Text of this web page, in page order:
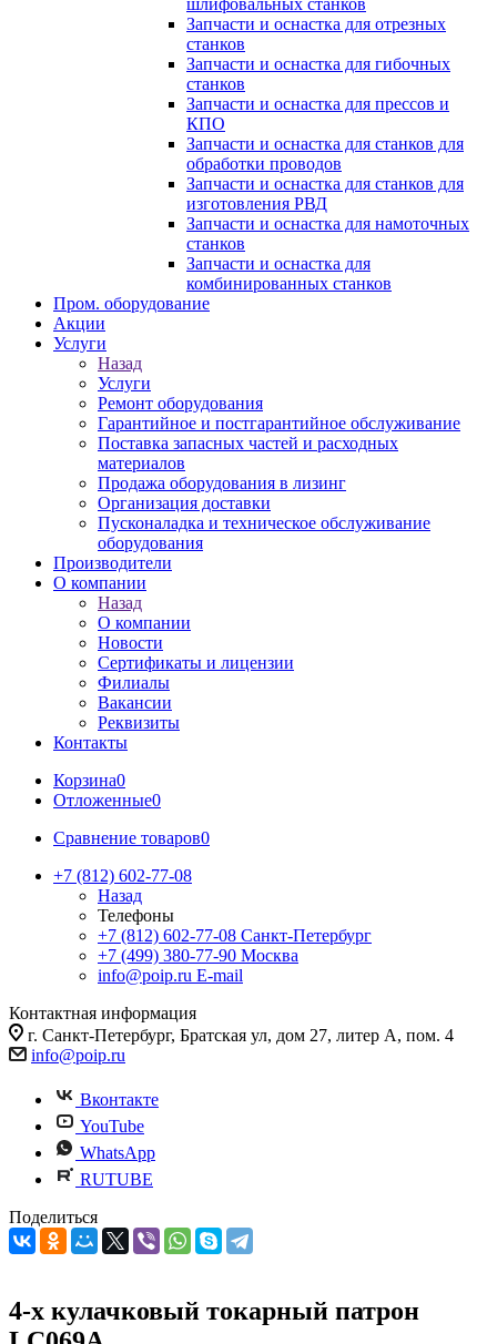
шлифовальных станков
Запчасти и оснастка для отрезных
станков
Запчасти и оснастка для гибочных
станков
Запчасти и оснастка для прессов и
КПО
Запчасти и оснастка для станков для
обработки проводов
Запчасти и оснастка для станков для
изготовления РВД
Запчасти и оснастка для намоточных
станков
Запчасти и оснастка для
комбинированных станков
Пром. оборудование
Акции
Услуги
Назад
Услуги
Ремонт оборудования
Гарантийное и постгарантийное обслуживание
Поставка запасных частей и расходных
материалов
Продажа оборудования в лизинг
Организация доставки
Пусконаладка и техническое обслуживание
оборудования
Производители
О компании
Назад
О компании
Новости
Сертификаты и лицензии
Филиалы
Вакансии
Реквизиты
Контакты
Корзина0
Отложенные0
Сравнение товаров0
+7 (812) 602-77-08
Назад
Телефоны
+7 (812) 602-77-08 Санкт-Петербург
+7 (499) 380-77-90 Москва
info@poip.ru E-mail
Контактная информация
г. Санкт-Петербург, Братская ул, дом 27, литер А, пом. 4
info@poip.ru
Вконтакте
YouTube
WhatsApp
RUTUBE
Поделиться
4-х кулачковый токарный патрон